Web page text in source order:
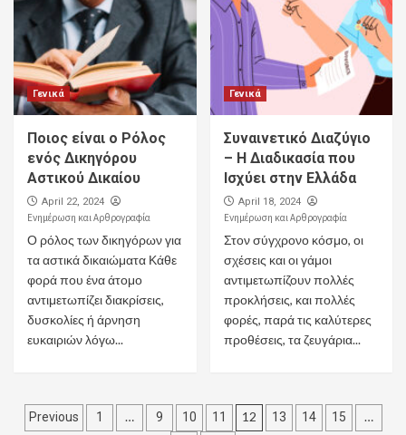
Γενικά
Ποιος είναι ο Ρόλος
ενός Δικηγόρου
Αστικού Δικαίου
April 22, 2024
Ενημέρωση και Αρθρογραφία
Ο ρόλος των δικηγόρων για
τα αστικά δικαιώματα Κάθε
φορά που ένα άτομο
αντιμετωπίζει διακρίσεις,
δυσκολίες ή άρνηση
ευκαιριών λόγω...
Γενικά
Συναινετικό Διαζύγιο
– Η Διαδικασία που
Ισχύει στην Ελλάδα
April 18, 2024
Ενημέρωση και Αρθρογραφία
Στον σύγχρονο κόσμο, οι
σχέσεις και οι γάμοι
αντιμετωπίζουν πολλές
προκλήσεις, και πολλές
φορές, παρά τις καλύτερες
προθέσεις, τα ζευγάρια...
Posts
Previous 1 … 9 10 11 12 13 14 15 …